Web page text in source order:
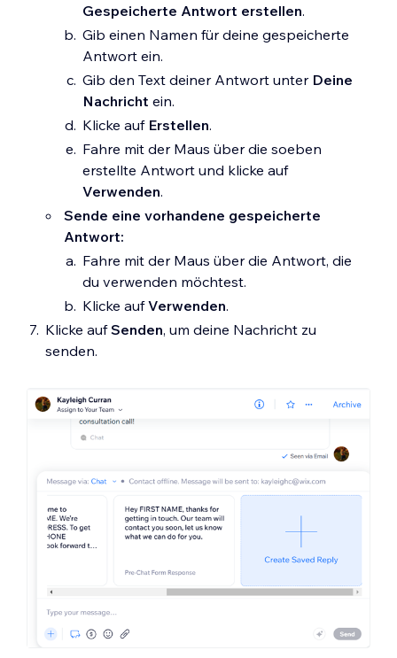
Gespeicherte Antwort erstellen.
Gib einen Namen für deine gespeicherte
Antwort ein.
Gib den Text deiner Antwort unter Deine
Nachricht ein.
Klicke auf Erstellen.
Fahre mit der Maus über die soeben
erstellte Antwort und klicke auf
Verwenden.
Sende eine vorhandene gespeicherte
Antwort:
Fahre mit der Maus über die Antwort, die
du verwenden möchtest.
Klicke aufVerwenden.
Klicke aufSenden, um deine Nachricht zu
senden.